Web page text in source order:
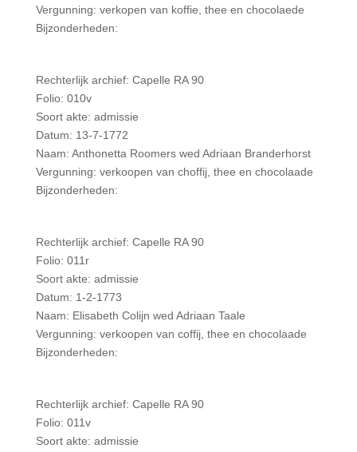
Vergunning: verkopen van koffie, thee en chocolaede
Bijzonderheden:
Rechterlijk archief: Capelle RA 90
Folio: 010v
Soort akte: admissie
Datum: 13-7-1772
Naam: Anthonetta Roomers wed Adriaan Branderhorst
Vergunning: verkoopen van choffij, thee en chocolaade
Bijzonderheden:
Rechterlijk archief: Capelle RA 90
Folio: 011r
Soort akte: admissie
Datum: 1-2-1773
Naam: Elisabeth Colijn wed Adriaan Taale
Vergunning: verkoopen van coffij, thee en chocolaade
Bijzonderheden:
Rechterlijk archief: Capelle RA 90
Folio: 011v
Soort akte: admissie